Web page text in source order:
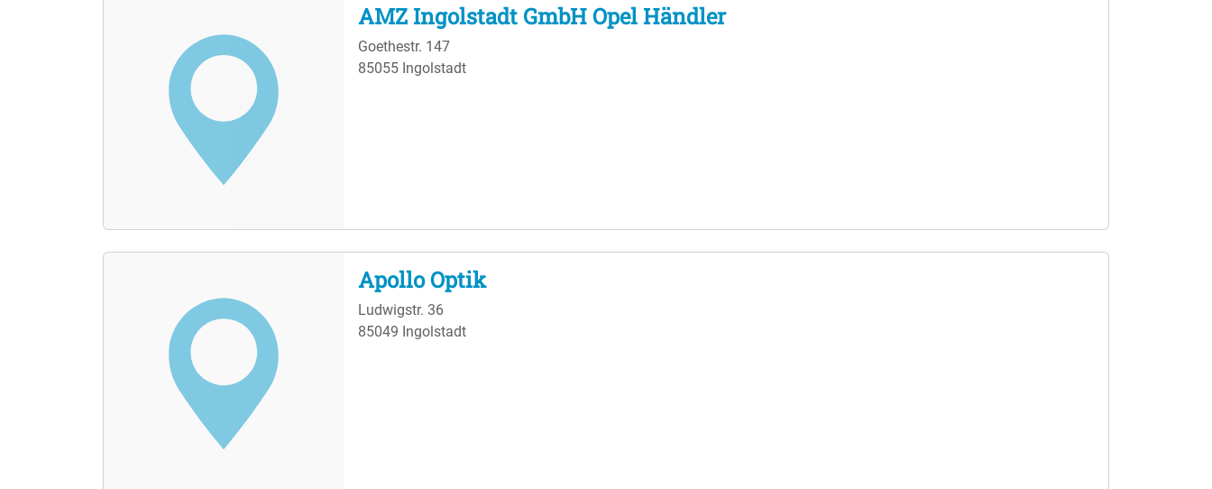
AMZ Ingolstadt GmbH Opel Händler
Goethestr. 147
85055 Ingolstadt
Apollo Optik
Ludwigstr. 36
85049 Ingolstadt